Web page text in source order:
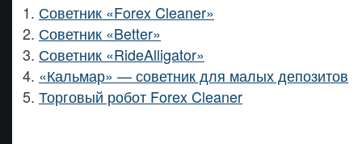
Советник «Forex Cleaner»
Советник «Better»
Советник «RideAlligator»
«Кальмар» — советник для малых депозитов
Торговый робот Forex Cleaner